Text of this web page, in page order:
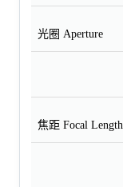
光圈 Aperture
焦距 Focal Length